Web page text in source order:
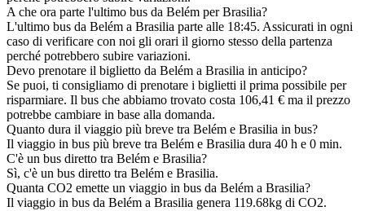
A che ora parte l'ultimo bus da Belém per Brasilia?
L'ultimo bus da Belém a Brasilia parte alle 18:45. Assicurati in ogni
caso di verificare con noi gli orari il giorno stesso della partenza
perché potrebbero subire variazioni.
Devo prenotare il biglietto da Belém a Brasilia in anticipo?
Se puoi, ti consigliamo di prenotare i biglietti il prima possibile per
risparmiare. Il bus che abbiamo trovato costa 106,41 € ma il prezzo
potrebbe cambiare in base alla domanda.
Quanto dura il viaggio più breve tra Belém e Brasilia in bus?
Il viaggio in bus più breve tra Belém e Brasilia dura 40 h e 0 min.
C'è un bus diretto tra Belém e Brasilia?
Sì, c'è un bus diretto tra Belém e Brasilia.
Quanta CO2 emette un viaggio in bus da Belém a Brasilia?
Il viaggio in bus da Belém a Brasilia genera 119.68kg di CO2.